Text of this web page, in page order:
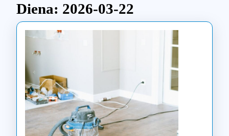
Diena: 2026-03-22